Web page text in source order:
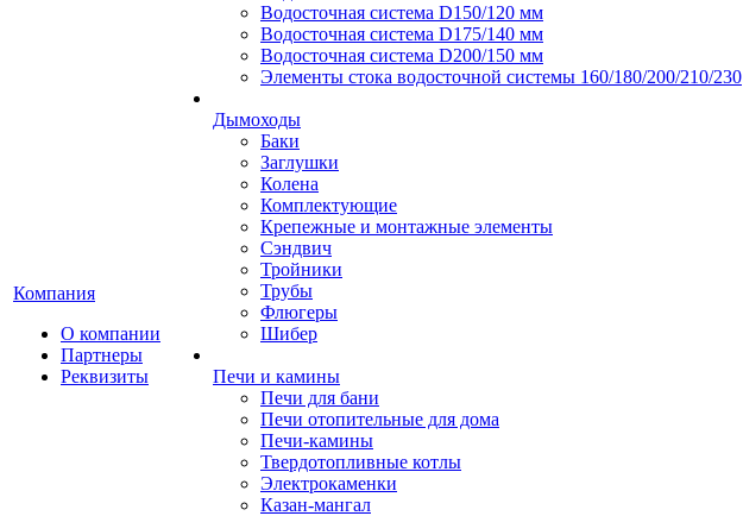
Компания
О компании
Партнеры
Реквизиты
Водосточная система D150/120 мм
Водосточная система D175/140 мм
Водосточная система D200/150 мм
Элементы стока водосточной системы 160/180/200/210/230
Дымоходы
Баки
Заглушки
Колена
Комплектующие
Крепежные и монтажные элементы
Сэндвич
Тройники
Трубы
Флюгеры
Шибер
Печи и камины
Печи для бани
Печи отопительные для дома
Печи-камины
Твердотопливные котлы
Электрокаменки
Казан-мангал